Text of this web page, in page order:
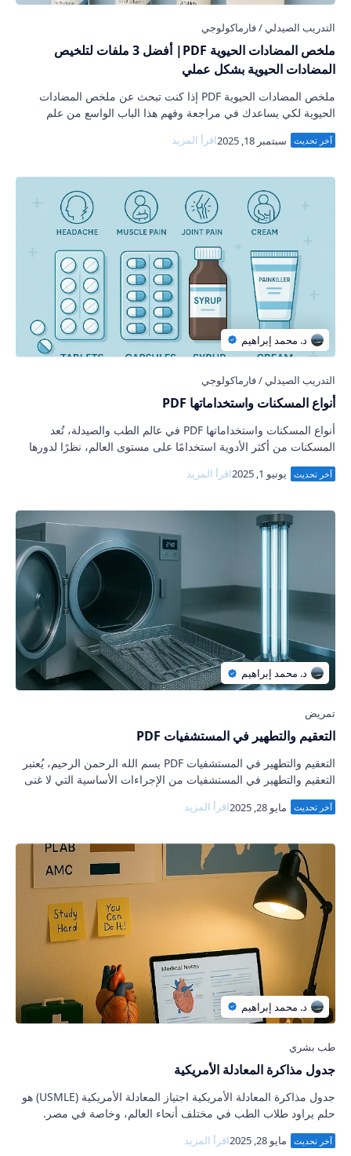
ملخص المضادات الحيوية PDF| أفضل 3 ملفات لتلخيص
المضادات الحيوية بشكل عملي
ملخص المضادات الحيوية PDF إذا كنت تبحث عن ملخص المضادات
الحيوية لكي يساعدك في مراجعة وفهم هذا الباب الواسع من علم
الأدوية، فأنت في المكان الصحيح. تلخ…
أنواع المسكنات واستخداماتها PDF
أنواع المسكنات واستخداماتها PDF في عالم الطب والصيدلة، تُعد
المسكنات من أكثر الأدوية استخدامًا على مستوى العالم، نظرًا لدورها
التعقيم والتطهير في المستشفيات PDF
التعقيم والتطهير في المستشفيات PDF بسم الله الرحمن الرحيم، يُعتبر
التعقيم والتطهير في المستشفيات من الإجراءات الأساسية التي لا غنى
عنها للحفاظ على بي…
جدول مذاكرة المعادلة الأمريكية
جدول مذاكرة المعادلة الأمريكية اجتياز المعادلة الأمريكية (USMLE) هو
حلم يراود طلاب الطب في مختلف أنحاء العالم، وخاصة في مصر.